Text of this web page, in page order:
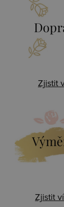
Zjistit
Zjistit